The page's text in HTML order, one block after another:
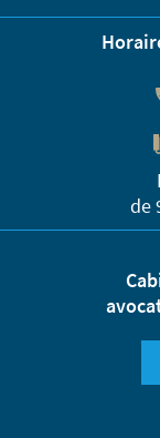
de